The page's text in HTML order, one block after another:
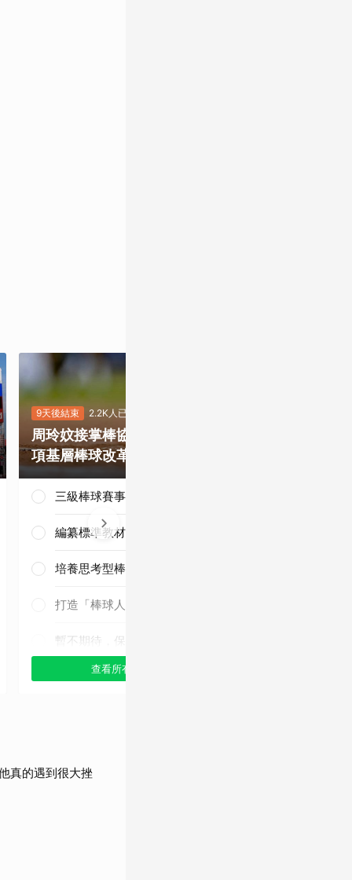
9天後結束 2.2K人已投
周玲妏接掌棒協，你最期待哪一
項基層棒球改革？
三級棒球賽事正常化
編纂標準教材與導入運科防護
培養思考型棒球人才
打造「棒球人之家」
暫不期待，保持觀望
查看所有選項
真的遇到很大挫